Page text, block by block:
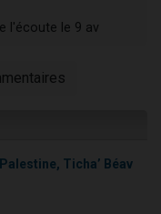
l'écoute le 9 av
Ticha’ Béav